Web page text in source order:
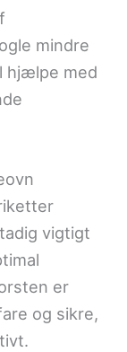
mindre
hjælpe med
vigtigt
er
og sikre,